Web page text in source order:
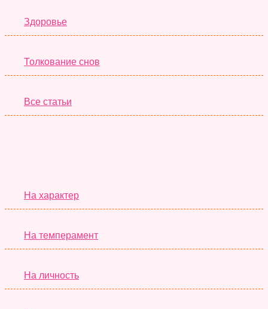
Здоровье
Толкование снов
Все статьи
На характер
На темперамент
На личность